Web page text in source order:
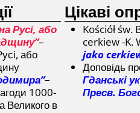
Русі, або
–
або
–
1000-
Великого в
Цікаві
Kościół św.
cerkiew -K.
jako
Доповідь
Гданські
Пресв.